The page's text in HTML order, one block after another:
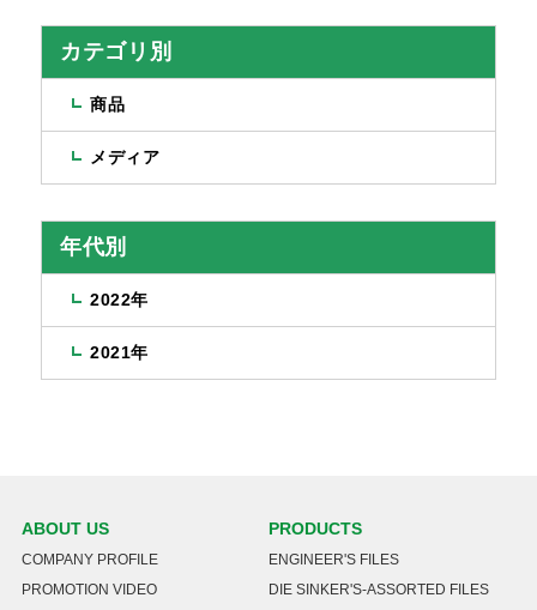
カテゴリ別
商品
メディア
年代別
2022年
2021年
ABOUT US
COMPANY PROFILE
PROMOTION VIDEO
PRODUCTS
ENGINEER'S FILES
DIE SINKER'S-ASSORTED FILES